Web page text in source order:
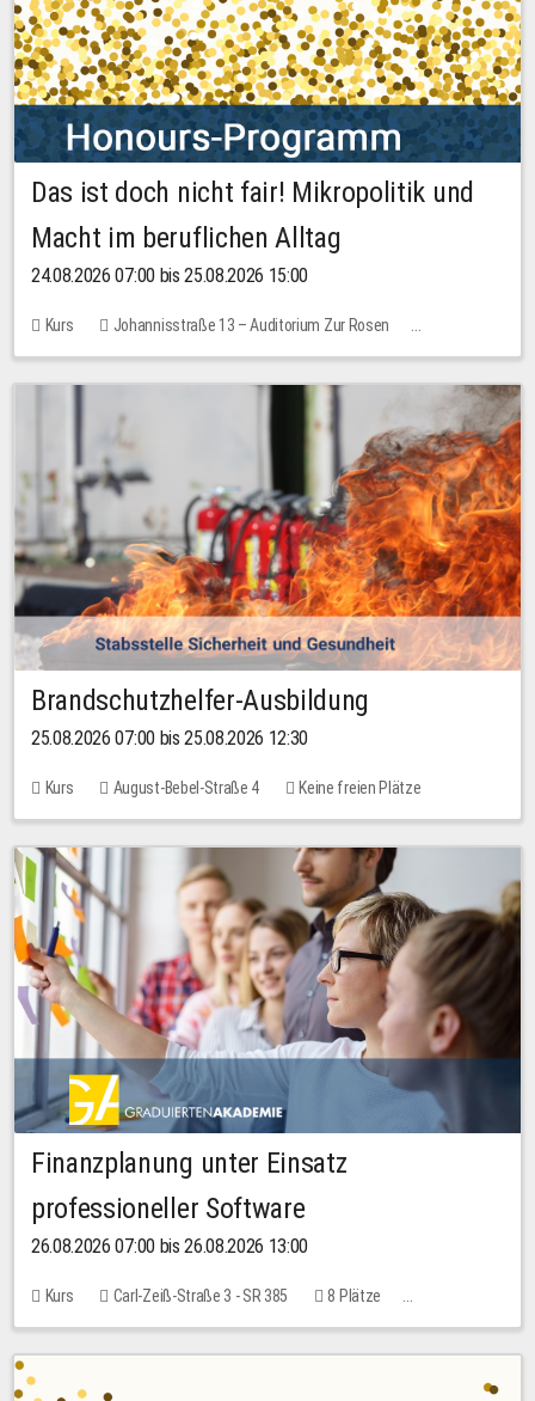
Das ist doch nicht fair! Mikropolitik und
Macht im beruflichen Alltag
24.08.2026 07:00 bis 25.08.2026 15:00
Kurs
Johannisstraße 13 – Auditorium Zur Rosen
Keine freien Plätze
Brandschutzhelfer-Ausbildung
25.08.2026 07:00 bis 25.08.2026 12:30
Kurs August-Bebel-Straße 4 Keine freien Plätze
Finanzplanung unter Einsatz
professioneller Software
26.08.2026 07:00 bis 26.08.2026 13:00
Kurs Carl-Zeiß-Straße 3 - SR 385
8 Plätze
20,00 EUR